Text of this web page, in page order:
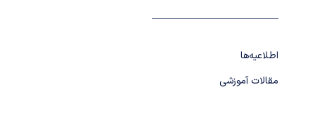
اطلاعیه‌ها
مقالات آموزشی